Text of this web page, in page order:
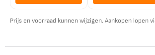
Prijs en voorraad kunnen wijzigen. Aankopen lopen